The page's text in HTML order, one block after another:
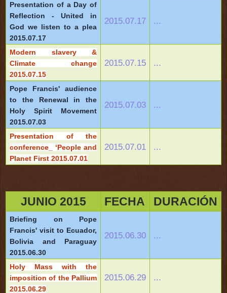
Presentation of a Day of
Reflection - United in
God we listen to a plea
2015.07.17
2015.07.17 ...
Modern slavery &
Climate change
2015.07.15
2015.07.15 ...
Pope Francis' audience
to the Renewal in the
Holy Spirit Movement
2015.07.03
2015.07.03 ...
Presentation of the
conference_ ‘People and
Planet First 2015.07.01
2015.07.01 ...
JUNIO 2015 FECHA DURACIÓN
Briefing on Pope
Francis' visit to Ecuador,
Bolivia and Paraguay
2015.06.30
2015.06.30 ...
Holy Mass with the
imposition of the Pallium
2015.06.29
2015.06.29 ...